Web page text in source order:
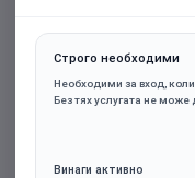
Строго необходими
Необходими за вход,
Без тях услугата не може
Винаги активно